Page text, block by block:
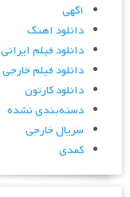
اگهی
دانلود اهنگ
دانلود فیلم ایرانی
دانلود فیلم خارجی
دانلود کارتون
دسته‌بندی نشده
سریال خارجی
کمدی